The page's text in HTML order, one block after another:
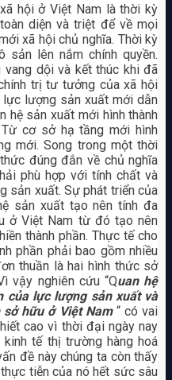
hội ở Việt Nam là thời kỳ
diện và triệt để về mọi
xã hội chủ nghĩa. Thời kỳ
lên nắm chính quyền.
vang dội và kết thúc khi đã
trị tư tưởng của xã hội
lượng sản xuất mới dẫn
hệ sản xuất mới hình thành
cơ sở hạ tầng mới hình
mới. Song trong một thời
đúng đắn về chủ nghĩa
phù hợp với tính chất và
sản xuất. Sự phát triển của
sản xuất tạo nên tính đa
ở Việt Nam từ đó tạo nên
thành phần. Thực tế cho
phần phải bao gồm nhiều
thuần là hai hình thức sở
vậy nghiên cứu “Quan hệ
của lực lượng sản xuất và
hữu ở Việt Nam “ có vai
cao vì thời đại ngày nay
tế thị trường hàng hoá
đề này chúng ta còn thấy
tiễn của nó hết sức sâu